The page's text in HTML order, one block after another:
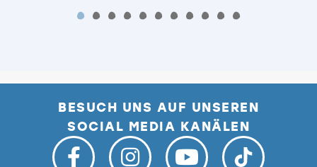
BESUCH UNS AUF UNSEREN
SOCIAL MEDIA KANÄLEN